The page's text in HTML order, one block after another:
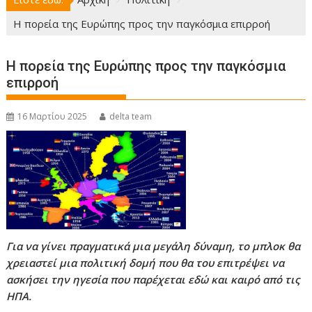
Η πορεία της Ευρώπης προς την παγκόσμια επιρροή
Η πορεία της Ευρώπης προς την παγκόσμια
επιρροή
16 Μαρτίου 2025 delta team
Για να γίνει πραγματικά μια μεγάλη δύναμη, το μπλοκ θα
χρειαστεί μια πολιτική δομή που θα του επιτρέψει να
ασκήσει την ηγεσία που παρέχεται εδώ και καιρό από τις
ΗΠΑ.